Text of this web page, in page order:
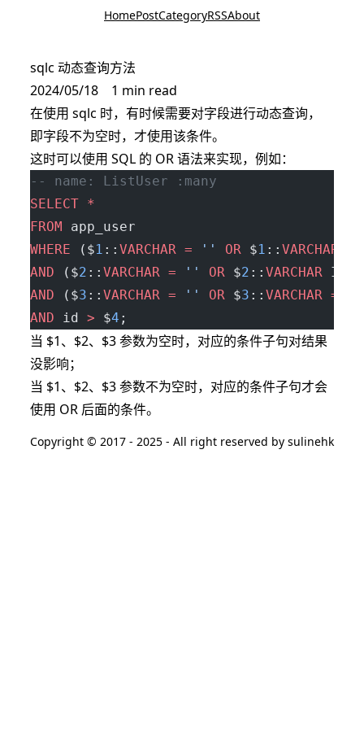
HomePostCategoryRSSAbout
sqlc 动态查询方法
2024/05/18
1 min read
在使用 sqlc 时，有时候需要对字段进行动态查询，
即字段不为空时，才使用该条件。
这时可以使用 SQL 的 OR 语法来实现，例如：
-- name: ListUser :many
SELECT *
FROM app_user
WHERE ($1 ::VARCHAR = '' OR $1 ::VARCHAR
AND ($2 ::VARCHAR = '' OR $2 ::VARCHAR
AND ($3 ::VARCHAR = '' OR $3 ::VARCHAR =
AND id > $4 ;
当 $1、$2、$3 参数为空时，对应的条件子句对结果
没影响；
当 $1、$2、$3 参数不为空时，对应的条件子句才会
使用 OR 后面的条件。
Copyright © 2017 - 2025 - All right reserved by sulinehk